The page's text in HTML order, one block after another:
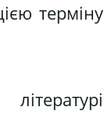
терміну